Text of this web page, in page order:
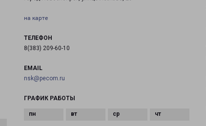
на карте
ТЕЛЕФОН
8(383) 209-60-10
EMAIL
nsk@pecom.ru
ГРАФИК РАБОТЫ